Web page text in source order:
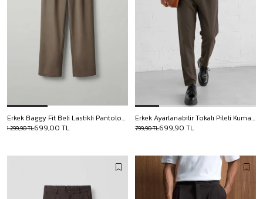
Erkek Baggy Fit Beli Lastikli Pantolon Kahverengi
699,00 TL
1.299,90 TL
Erkek Ayarlanabilir Tokalı Pileli Kumaş Pantolon Kahverengi
699,90 TL
799,90 TL